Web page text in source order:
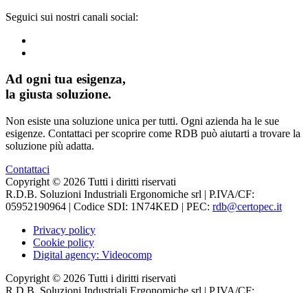
Seguici sui nostri canali social:
Ad ogni tua esigenza,
la giusta soluzione.
Non esiste una soluzione unica per tutti. Ogni azienda ha le sue
esigenze. Contattaci per scoprire come RDB può aiutarti a trovare la
soluzione più adatta.
Contattaci
Copyright © 2026 Tutti i diritti riservati
R.D.B. Soluzioni Industriali Ergonomiche srl | P.IVA/CF:
05952190964 | Codice SDI: 1N74KED | PEC: rdb@certopec.it
Privacy policy
Cookie policy
Digital agency: Videocomp
Copyright © 2026 Tutti i diritti riservati
R.D.B. Soluzioni Industriali Ergonomiche srl | P.IVA/CF: